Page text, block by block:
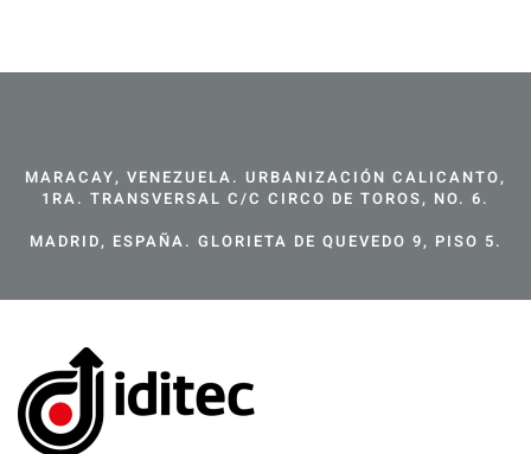
MARACAY, VENEZUELA. URBANIZACIÓN CALICANTO,
1RA. TRANSVERSAL C/C CIRCO DE TOROS, NO. 6.
MADRID, ESPAÑA. GLORIETA DE QUEVEDO 9, PISO 5.